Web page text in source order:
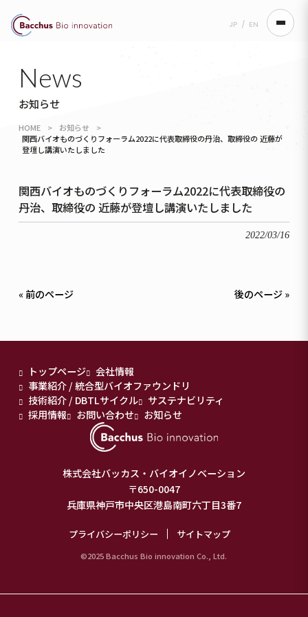
JP / EN
news
お知らせ
HOME > お知らせ
>
関西バイオものづくりフォーラム2022に代表取締役の丹治、取締役の 近藤が
登壇し講演いたしました
関西バイオものづくりフォーラム2022に代表取締役の
丹治、取締役の 近藤が登壇し講演いたしました
2022/03/16
« 前のページ 後のページ »
株式会社バッカス・バイオイノベーション
〒650-0047
兵庫県神戸市中央区港島南町六丁目3番7
プライバシーポリシー サイトマップ
©2025 Bacchus Bio innovation Co., Ltd.
トップページ
会社情報
事業紹介 / 統合型バイオファウンドリ
技術紹介 / DBTLサイクル
サステナビリティ
採用情報
お問い合わせ お知らせ